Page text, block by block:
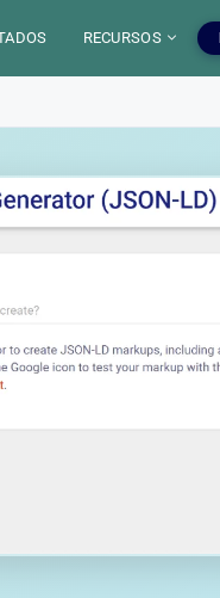
web y estrategia de
RECURSOS
el SEO.